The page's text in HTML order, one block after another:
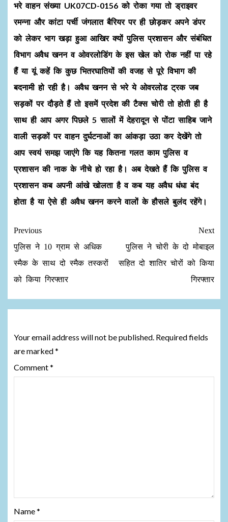
भरे वाहन संख्या UK07CD-0156 को रोका गया तो ड्राइवर
रमन्ना और कांटा पर्ची जंगलात बैरियर पर ही छोड़कर अपने डंपर
को लेकर भाग खड़ा हुआ आखिर क्यों पुलिस प्रशासन और संबंधित
विभाग अवैध खनन व ओवरलोडिंग के इस खेल को रोक नहीं पा रहे
हैं या यूं कहें कि कुछ भितरघातियों की वजह से पूरे विभाग की
बदनामी हो रही है। अवैध खनन से भरे ये ओवरलोड ट्रक जब
सड़कों पर दौड़ते हैं तो इसमें प्रदेश की टैक्स चोरी तो होती ही है
साथ ही आप अगर पिछले 5 सालों में देहरादून से पोंटा साहिब जाने
वाली सड़कों पर वाहन दुर्घटनाओं का आंकड़ा उठा कर देखेंगे तो
आप स्वयं समझ जाएंगे कि यह कितना गलत काम पुलिस व
प्रशासन की नाक के नीचे हो रहा है। अब देखते हैं कि पुलिस व
प्रशासन कब अपनी आंखे खोलता है व कब यह अवैध धंधा बंद
होता है या ऐसे ही अवैध खनन करने वालों के हौसले बुलंद रहेंगे।
Previous
पुलिस ने 10 ग्राम से अधिक
स्मैक के साथ दो स्मैक तस्करों
को किया गिरफ्तार
Next
पुलिस ने चोरी के दो मोबाइल
सहित दो शातिर चोरों को किया
गिरफ्तार
Your email address will not be published. Required fields
are marked*
Comment*
Name*